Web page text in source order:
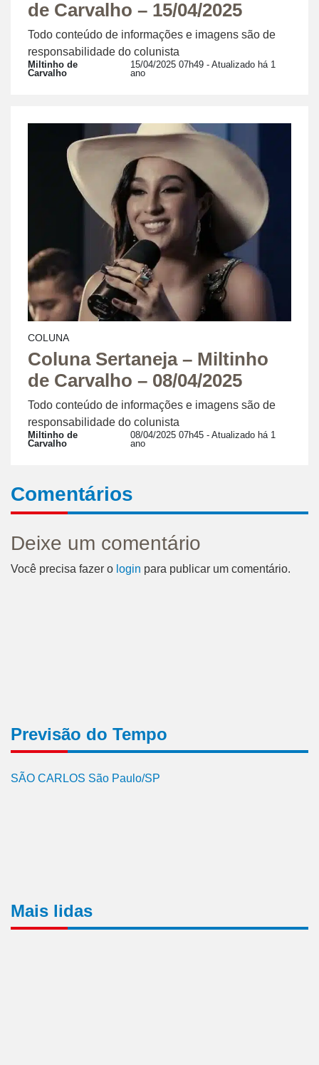
de Carvalho – 15/04/2025
Todo conteúdo de informações e imagens são de
responsabilidade do colunista
Miltinho de
Carvalho
15/04/2025 07h49- Atualizado há 1
ano
COLUNA
Coluna Sertaneja – Miltinho
de Carvalho – 08/04/2025
Todo conteúdo de informações e imagens são de
responsabilidade do colunista
Miltinho de
Carvalho
08/04/2025 07h45- Atualizado há 1
ano
Comentários
Deixe um comentário
Você precisa fazer o login para publicar um comentário.
Previsão do Tempo
SÃO CARLOS São Paulo/SP
Mais lidas